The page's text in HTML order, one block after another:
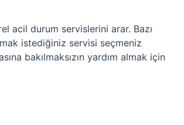
acil durum servislerini arar. Bazı
istediğiniz servisi seçmeniz
bakılmaksızın yardım almak için